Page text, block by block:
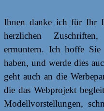
Ihnen danke ich für Ihr
herzlichen
ermuntern. Ich hoffe
haben, und werde dies
geht auch an die
die das Webprojekt
Modellvorstellungen,